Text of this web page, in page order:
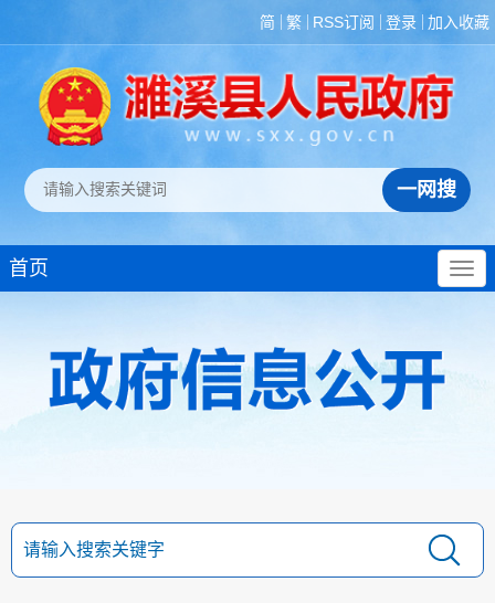
简 繁 RSS订阅 登录 加入收藏
首页